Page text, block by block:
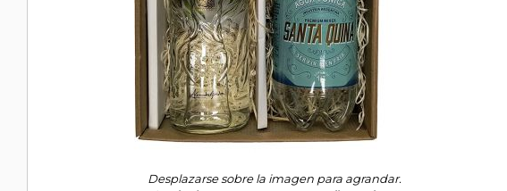
Desplazarse sobre la imagen para agrandar.